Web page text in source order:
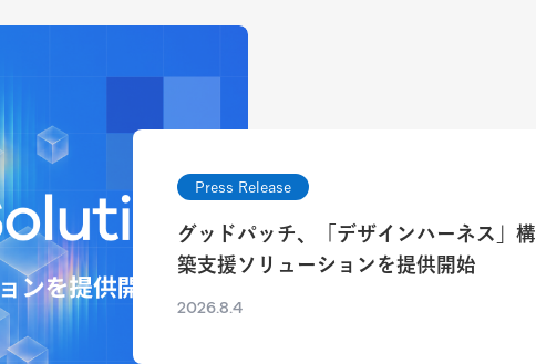
Press Release
グッドパッチ、「デザインハーネス」構
築支援ソリューションを提供開始
2026.8.4